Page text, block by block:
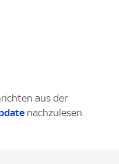
aus der
nachzulesen.